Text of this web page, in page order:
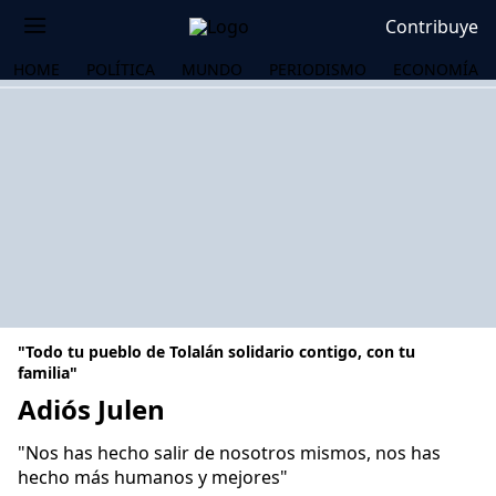
Contribuye
HOME POLÍTICA MUNDO PERIODISMO ECONOMÍA
"Todo tu pueblo de Tolalán solidario contigo, con tu
familia"
Adiós Julen
"Nos has hecho salir de nosotros mismos, nos has
hecho más humanos y mejores"